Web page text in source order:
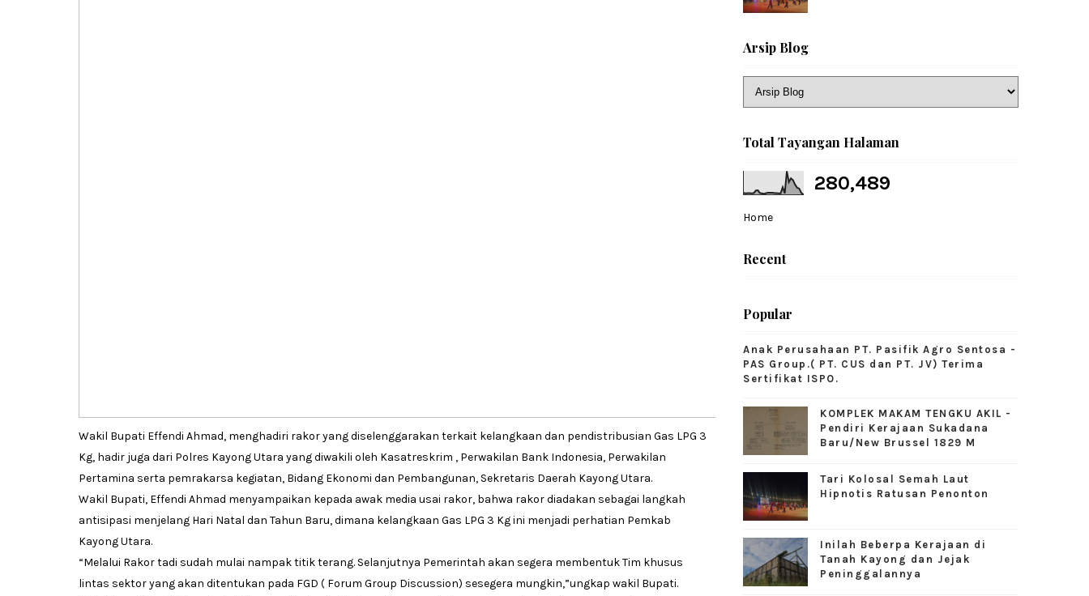
Wakil Bupati Effendi Ahmad, menghadiri rakor yang diselenggarakan terkait kelangkaan dan pendistribusian Gas LPG 3
Kg, hadir juga dari Polres Kayong Utara yang diwakili oleh Kasatreskrim , Perwakilan Bank Indonesia, Perwakilan
Pertamina serta pemrakarsa kegiatan, Bidang Ekonomi dan Pembangunan, Sekretaris Daerah Kayong Utara.
Wakil Bupati, Effendi Ahmad menyampaikan kepada awak media usai rakor, bahwa rakor diadakan sebagai langkah
antisipasi menjelang Hari Natal dan Tahun Baru, dimana kelangkaan Gas LPG 3 Kg ini menjadi perhatian Pemkab
Kayong Utara.
“Melalui Rakor tadi sudah mulai nampak titik terang. Selanjutnya Pemerintah akan segera membentuk Tim khusus
lintas sektor yang akan ditentukan pada FGD ( Forum Group Discussion) sesegera mungkin,”ungkap wakil Bupati.
Arsip Blog
Total Tayangan Halaman
280,489
Home
Recent
Popular
Anak Perusahaan PT. Pasifik Agro Sentosa -
PAS Group.( PT. CUS dan PT. JV) Terima
Sertifikat ISPO.
KOMPLEK MAKAM TENGKU AKIL -
Pendiri Kerajaan Sukadana
Baru/New Brussel 1829 M
Tari Kolosal Semah Laut
Hipnotis Ratusan Penonton
Inilah Beberpa Kerajaan di
Tanah Kayong dan Jejak
Peninggalannya